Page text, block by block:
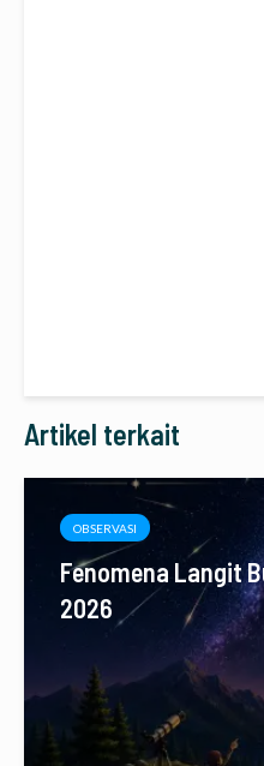
Artikel terkait
OBSERVASI
Fenomena Langit
2026